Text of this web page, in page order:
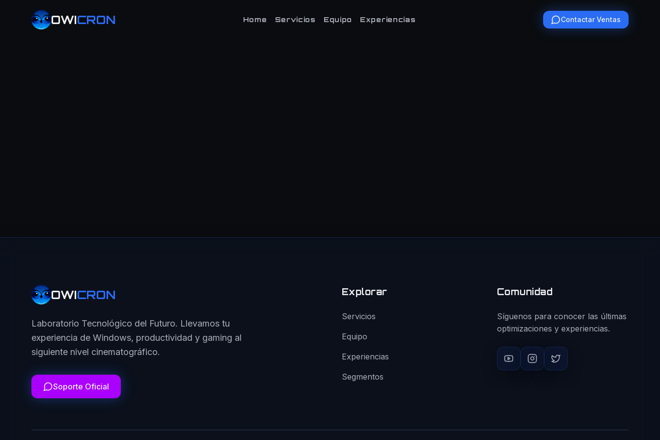
OWICRON Home Servicios Equipo Experiencias Contactar Ventas
OWICRON
Laboratorio Tecnológico del Futuro. Llevamos tu
experiencia de Windows, productividad y gaming al
siguiente nivel cinematográfico.
Soporte Oficial
Explorar
Servicios
Equipo
Experiencias
Segmentos
Comunidad
Síguenos para conocer las últimas
optimizaciones y experiencias.